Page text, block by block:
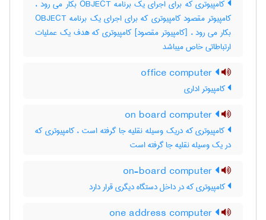
کامپیوتری که برای اجرای یک برنامه OBJECT بکار می رود ،
کامپیوتر مقصود کامپیوتری که برای اجرای یک برنامه OBJECT
بکار می رود ، [کامپیوتر مقصود] کامپیوتری که هدف یک عملیات
ارتباطاتی خاص میباشد
کامپیوتر اداری
کامپیوتری که دریک وسیله نقلیه جا گرفته است ، کامپیوتری که
در یک وسیله نقلیه جا گرفته است
کامپیوتری که در داخل دستگاه دیگری قرار دارد